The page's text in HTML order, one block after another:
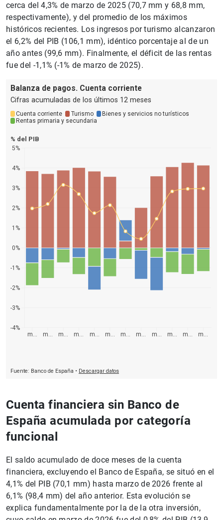
cerca del 4,3% de marzo de 2025 (70,7 mm y 68,8 mm,
respectivamente), y del promedio de los máximos
históricos recientes. Los ingresos por turismo alcanzaron
el 6,2% del PIB (106,1 mm), idéntico porcentaje al de un
año antes (99,6 mm). Finalmente, el déficit de las rentas
fue del -1,1% (-1% de marzo de 2025).
Cuenta financiera sin Banco de
España acumulada por categoría
funcional
El saldo acumulado de doce meses de la cuenta
financiera, excluyendo el Banco de España, se situó en el
4,1% del PIB (70,1 mm) hasta marzo de 2026 frente al
6,1% (98,4 mm) del año anterior. Esta evolución se
explica fundamentalmente por la de la otra inversión,